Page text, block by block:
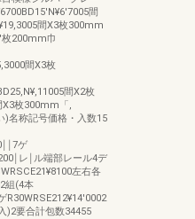
間
間X3枚300mm
枚200mm巾
間X3枚
間X2枚
X3枚300mm「,
)名称記号価格・入数15
￨￨7ゲ
￨レ￨ル端部レール4デ
左右各
組(4本
R30WRSE212¥14′0002
)2要合計包数34455